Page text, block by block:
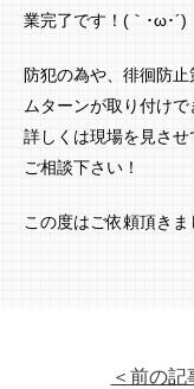
業完了です！(｀･ω･´)ゞ
防犯の為や、徘徊防
ムターンが取り付けで
詳しくは現場を見さ
ご相談下さい！
この度はご依頼頂き
＜前の記